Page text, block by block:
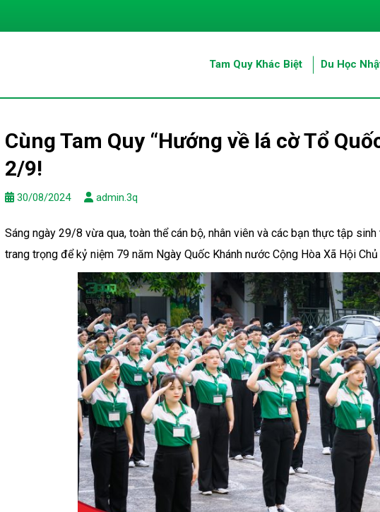
Tam Quy Khác Biệt Du Học
Cùng Tam Quy “Hướng về lá cờ Tổ
2/9!
30/08/2024 admin.3q
Sáng ngày 29/8 vừa qua, toàn thể cán bộ, nhân viên và các bạn thực tập
trang trọng để kỷ niệm 79 năm Ngày Quốc Khánh nước Cộng Hòa Xã Hội